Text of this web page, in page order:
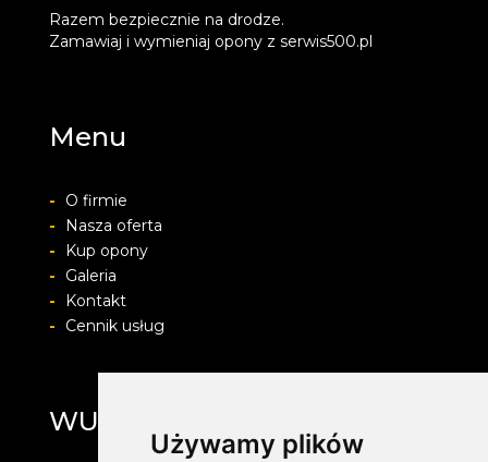
Używamy plików
Razem bezpiecznie na drodze.
Zamawiaj i wymieniaj opony z serwis500.pl
Menu
-
O firmie
-
Nasza oferta
-
Kup opony
-
Galeria
-
Kontakt
-
Cennik usług
WULKAN